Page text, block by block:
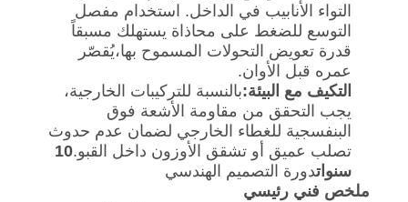
التواء الأنابيب في الداخل. استخدام مفصل
التوسع للضغط على محاذاة يستهلك مسبقاً
قدرة تعويض التحولات المسموح بها،يُقصّر
عمره قبل الأوان.
التكيف مع البيئة:بالنسبة للتركيبات الخارجية،
يجب التحقق من مقاومة الأشعة فوق
البنفسجية للغطاء الخارجي لضمان عدم حدوث
تصلب عميق أو تشقق الأوزون داخل القبو.10
سنواتدورة التصميم الهندسي
ملخص فني رئيسي